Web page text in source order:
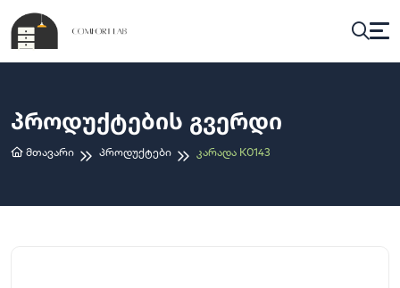
Პროდუქტების Გვერდი
Მთავარი Პროდუქტები Კარადა K0143